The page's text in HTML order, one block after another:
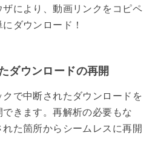
ザにより、動画リンクをコピペ
ダウンロード！
ダウンロードの再開
クで中断されたダウンロードを
できます。再解析の必要もな
れた箇所からシームレスに再開